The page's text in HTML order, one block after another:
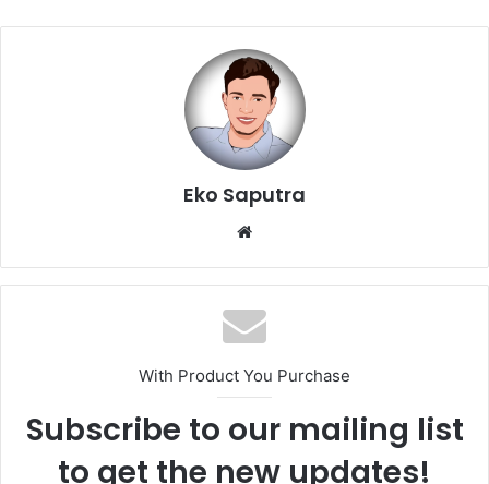
Eko Saputra
With Product You Purchase
Subscribe to our mailing list
to get the new updates!